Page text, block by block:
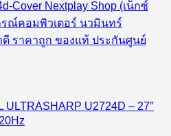
.
ULTRASHARP U2724D – 27″